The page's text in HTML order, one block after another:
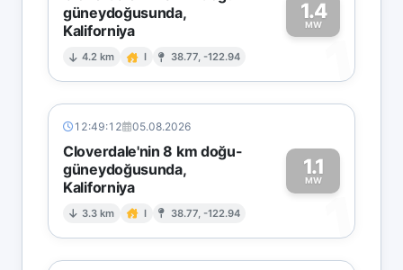
güneydoğusunda,
Kaliforniya
4.2 km I 38.77, -122.94
1.4
MW
1
12:49:12 05.08.2026
Cloverdale'nin 8 km doğu-
güneydoğusunda,
Kaliforniya
3.3 km I 38.77, -122.94
1.1
MW
1